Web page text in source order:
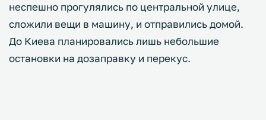
неспешно прогулялись по центральной улице,
сложили вещи в машину, и отправились домой.
До Киева планировались лишь небольшие
остановки на дозаправку и перекус.